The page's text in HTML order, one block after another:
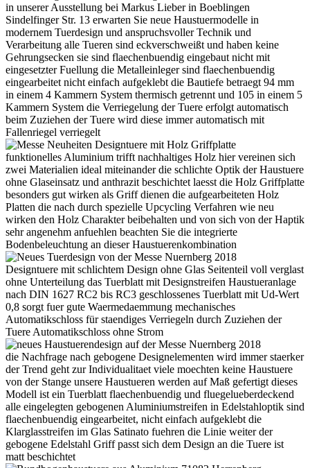
in unserer Ausstellung bei Markus Lieber in Boeblingen
Sindelfinger Str. 13 erwarten Sie neue Haustuermodelle in
modernem Tuerdesign und anspruchsvoller Technik und
Verarbeitung alle Tueren sind eckverschweißt und haben keine
Gehrungsecken sie sind flaechenbuendig eingebaut nicht mit
eingesetzter Fuellung die Metalleinleger sind flaechenbuendig
eingearbeitet nicht einfach aufgeklebt die Bautiefe betraegt 94 mm
in einem 4 Kammern System thermisch getrennt und 105 in einem 5
Kammern System die Verriegelung der Tuere erfolgt automatisch
beim Zuziehen der Tuere wird diese immer automatisch mit
Fallenriegel verriegelt
funktionelles Aluminium trifft nachhaltiges Holz hier vereinen sich
zwei Materialien ideal miteinander die schlichte Optik der Haustuere
ohne Glaseinsatz und anthrazit beschichtet laesst die Holz Griffplatte
besonders gut wirken als Griff dienen die aufgearbeiteten Holz
Platten die nach durch spezielle Upcycling Verfahren wie neu
wirken den Holz Charakter beibehalten und von sich von der Haptik
sehr angenehm anfuehlen beachten Sie die integrierte
Bodenbeleuchtung an dieser Haustuerenkombination
Designtuere mit schlichtem Design ohne Glas Seitenteil voll verglast
ohne Unterteilung das Tuerblatt mit Designstreifen Haustueranlage
nach DIN 1627 RC2 bis RC3 geschlossenes Tuerblatt mit Ud-Wert
0,8 sorgt fuer gute Waermedaemmung mechanisches
Automatikschloss für staendiges Verriegeln durch Zuziehen der
Tuere Automatikschloss ohne Strom
die Nachfrage nach gebogene Designelementen wird immer staerker
der Trend geht zur Individualitaet viele moechten keine Haustuere
von der Stange unsere Haustueren werden auf Maß gefertigt dieses
Modell ist ein Tuerblatt flaechenbuendig und fluegelueberdeckend
alle eingelegten gebogenen Aluminiumstreifen in Edelstahloptik sind
flaechenbuendig eingearbeitet, nicht einfach aufgeklebt die
Klarglasstreifen im Glas Satinato fuehren die Linie weiter der
gebogene Edelstahl Griff passt sich dem Design an die Tuere ist
matt beschichtet